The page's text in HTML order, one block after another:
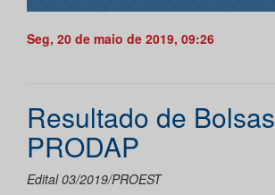
Seg, 20 de maio de 2019, 09:26
Resultado de Bolsas
PRODAP
Edital 03/2019/PROEST